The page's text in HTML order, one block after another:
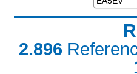
2.896